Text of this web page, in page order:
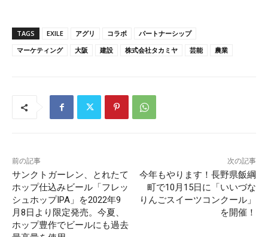
TAGS EXILE アグリ コラボ
パートナーシップ
マーケティング
大阪 建設 株式会社タカミヤ 芸能 農業
前の記事
サンクトガーレン、とれたて
ホップ仕込みビール「フレッ
シュホップIPA」を2022年9
月8日より限定発売。今夏、
ホップ豊作でビールにも過去
次の記事
今年もやります！長野県飯綱
町で10月15日に「いいづな
りんごスイーツコンクール」
を開催！